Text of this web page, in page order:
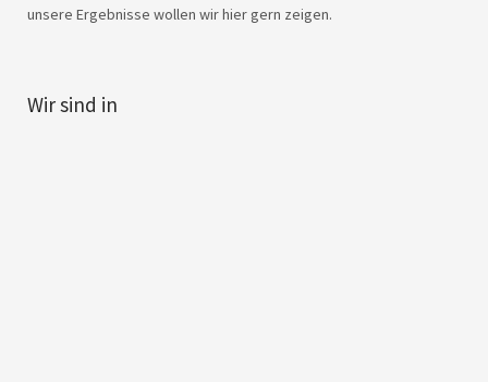
unsere Ergebnisse wollen wir hier gern zeigen.
Wir sind in